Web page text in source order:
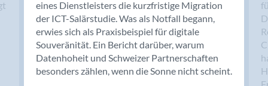
Benken (SG)
Bergdietikon
Berlin
Bern
Bern - Liebefeld
eines Dienstleisters die kurzfristige Migration
der ICT-Salärstudie. Was als Notfall begann,
erwies sich als Praxisbeispiel für digitale
Souveränität. Ein Bericht darüber, warum
Datenhoheit und Schweizer Partnerschaften
besonders zählen, wenn die Sonne nicht scheint.